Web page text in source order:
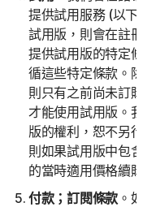
提供試用服務 (以下稱
試用版，則會在註
提供試用版的特定
循這些特定條款。
則只有之前尚未訂
才能使用試用版。
版的權利，恕不另
則如果試用版中包
的當時適用價格續購
付款；訂閱條款。